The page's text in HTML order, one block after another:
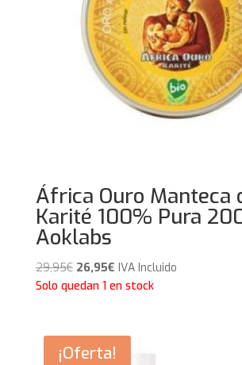
África Ouro Manteca
Karité 100% Pura
Aoklabs
29,95€ El
precio
29,95€.
26,95€El
precio
26,95€.
IVA Incluido
Solo quedan 1 en stock
¡Oferta!